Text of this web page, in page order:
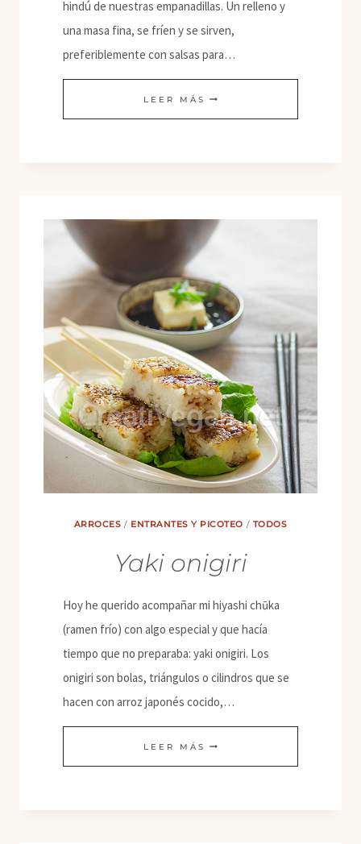
hindú de nuestras empanadillas. Un relleno y
una masa fina, se fríen y se sirven,
preferiblemente con salsas para…
LEER MÁS SAMOSAS
DE
CON
CHUTNEY
TAMARINDO
ARROCES / ENTRANTES Y PICOTEO / TODOS
Yaki onigiri
Hoy he querido acompañar mi hiyashi chūka
(ramen frío) con algo especial y que hacía
tiempo que no preparaba: yaki onigiri. Los
onigiri son bolas, triángulos o cilindros que se
hacen con arroz japonés cocido,…
LEER MÁS YAKI
ONIGIRI